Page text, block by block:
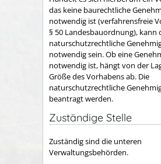
das keine baurechtliche
notwendig ist (verfahrensfreie
§ 50 Landesbauordnung), kann
naturschutzrechtliche
notwendig sein. Ob eine
notwendig ist, hängt von der
Größe des Vorhabens ab. Die
naturschutzrechtliche
beantragt werden.
Zuständige Stelle
Zuständig sind die unteren
Verwaltungsbehörden.